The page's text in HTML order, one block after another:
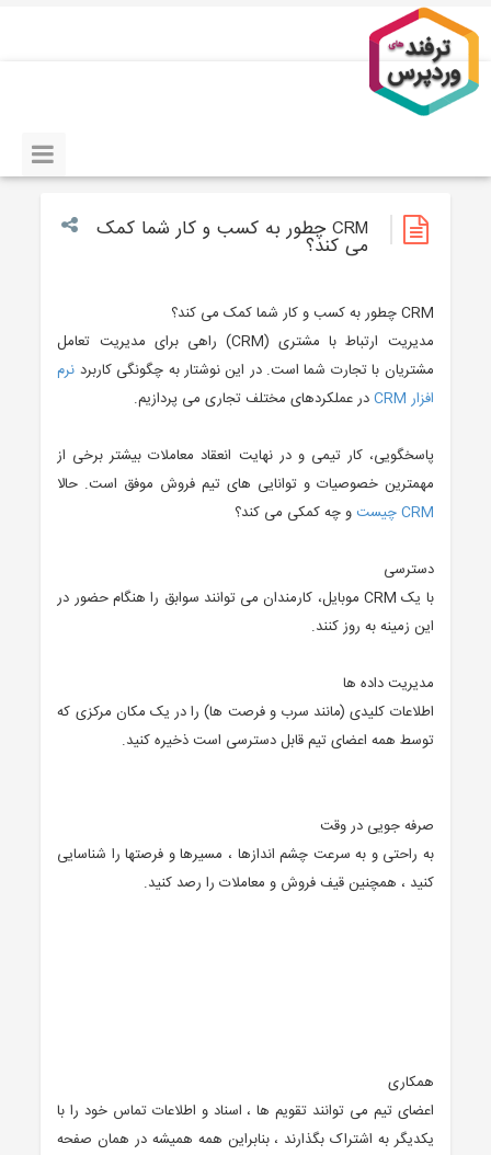
CRM چطور به کسب و کار شما کمک
می کند؟
CRM چطور به کسب و کار شما کمک می کند؟
مدیریت ارتباط با مشتری (CRM) راهی برای مدیریت تعامل
مشتریان با تجارت شما است. در این نوشتار به چگونگی کاربرد نرم
افزار CRM
در عملکردهای مختلف تجاری می پردازیم.
پاسخگویی، کار تیمی و در نهایت انعقاد معاملات بیشتر برخی از
مهمترین خصوصیات و توانایی های تیم فروش موفق است. حالا
CRM چیست
و چه کمکی می کند؟
دسترسی
با یک CRM موبایل، کارمندان می توانند سوابق را هنگام حضور در
این زمینه به روز کنند.
مدیریت داده ها
اطلاعات کلیدی (مانند سرب و فرصت ها) را در یک مکان مرکزی که
توسط همه اعضای تیم قابل دسترسی است ذخیره کنید.
صرفه جویی در وقت
به راحتی و به سرعت چشم اندازها ، مسیرها و فرصتها را شناسایی
کنید ، همچنین قیف فروش و معاملات را رصد کنید.
همکاری
اعضای تیم می توانند تقویم ها ، اسناد و اطلاعات تماس خود را با
یکدیگر به اشتراک بگذارند ، بنابراین همه همیشه در همان صفحه